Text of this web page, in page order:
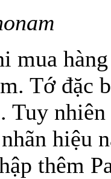
mua
Tớ đặc
Tuy
nhãn hiệu
thêm